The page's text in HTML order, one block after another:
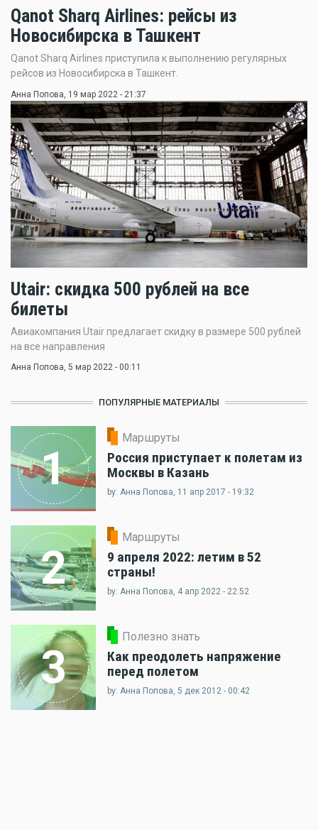
Qanot Sharq Airlines: рейсы из
Новосибирска в Ташкент
Qanot Sharq Airlines приступила к выполнению регулярных
рейсов из Новосибирска в Ташкент.
Анна Попова, 19 мар 2022 - 21:37
Utair: скидка 500 рублей на все
билеты
Авиакомпания Utair предлагает скидку в размере 500 рублей
на все направления
Анна Попова, 5 мар 2022 - 00:11
ПОПУЛЯРНЫЕ МАТЕРИАЛЫ
1
Маршруты
Россия приступает к полетам из
Москвы в Казань
by: Анна Попова, 11 апр 2017 - 19:32
2
Маршруты
9 апреля 2022: летим в 52
страны!
by: Анна Попова, 4 апр 2022 - 22:52
3
Полезно знать
Как преодолеть напряжение
перед полетом
by: Анна Попова, 5 дек 2012 - 00:42